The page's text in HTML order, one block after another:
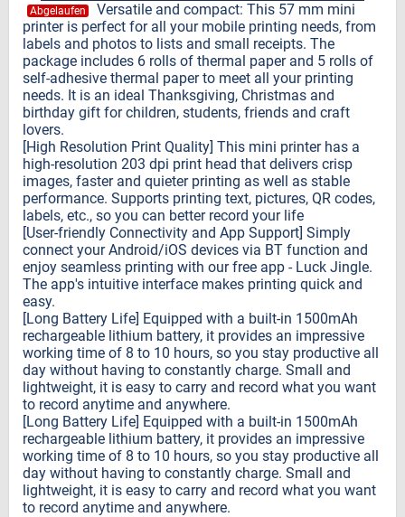
Abgelaufen
Versatile and compact: This 57 mm mini
printer is perfect for all your mobile printing needs, from
labels and photos to lists and small receipts. The
package includes 6 rolls of thermal paper and 5 rolls of
self-adhesive thermal paper to meet all your printing
needs. It is an ideal Thanksgiving, Christmas and
birthday gift for children, students, friends and craft
lovers.
[High Resolution Print Quality] This mini printer has a
high-resolution 203 dpi print head that delivers crisp
images, faster and quieter printing as well as stable
performance. Supports printing text, pictures, QR codes,
labels, etc., so you can better record your life
[User-friendly Connectivity and App Support] Simply
connect your Android/iOS devices via BT function and
enjoy seamless printing with our free app - Luck Jingle.
The app's intuitive interface makes printing quick and
easy.
[Long Battery Life] Equipped with a built-in 1500mAh
rechargeable lithium battery, it provides an impressive
working time of 8 to 10 hours, so you stay productive all
day without having to constantly charge. Small and
lightweight, it is easy to carry and record what you want
to record anytime and anywhere.
[Long Battery Life] Equipped with a built-in 1500mAh
rechargeable lithium battery, it provides an impressive
working time of 8 to 10 hours, so you stay productive all
day without having to constantly charge. Small and
lightweight, it is easy to carry and record what you want
to record anytime and anywhere.